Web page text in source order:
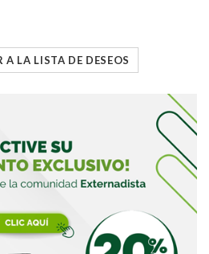
A LA LISTA DE DESEOS